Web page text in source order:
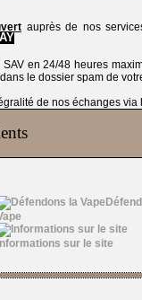
auprès de nos
en 24/48 heures
le dossier spam de
de nos échanges
Informations sur le site
pour toute
recevrez vos